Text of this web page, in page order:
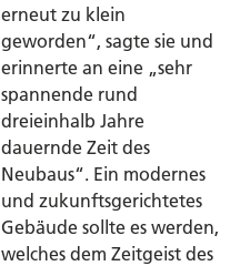
erneut zu klein
geworden“, sagte sie und
erinnerte an eine „sehr
spannende rund
dreieinhalb Jahre
dauernde Zeit des
Neubaus“. Ein modernes
und zukunftsgerichtetes
Gebäude sollte es werden,
welches dem Zeitgeist des